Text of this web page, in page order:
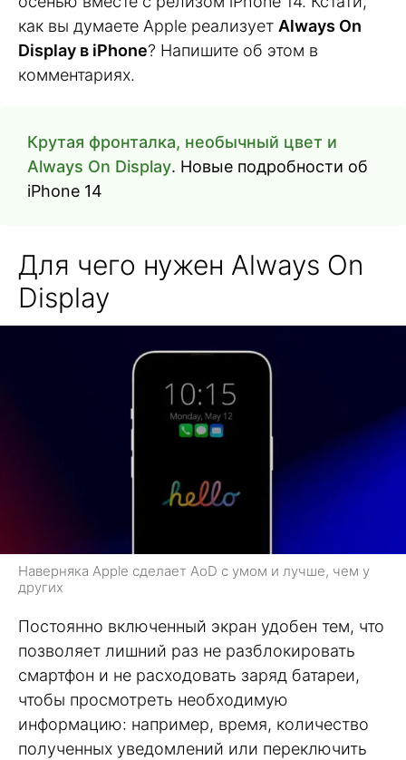
как вы думаете Apple реализует Always On
Display в iPhone? Напишите об этом в
комментариях.
Крутая фронталка, необычный цвет и
Always On Display. Новые подробности об
iPhone 14
Для чего нужен Always On
Display
Наверняка Apple сделает AoD с умом и лучше, чем у
других
Постоянно включенный экран удобен тем, что
позволяет лишний раз не разблокировать
смартфон и не расходовать заряд батареи,
чтобы просмотреть необходимую
информацию: например, время, количество
полученных уведомлений или переключить